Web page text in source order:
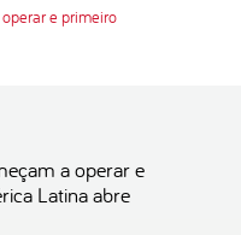
e primeiro
a operar e
Latina abre